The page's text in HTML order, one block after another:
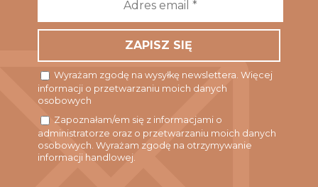
*
Wyrażam zgodę na wysyłkę newslettera. Więcej
informacji o przetwarzaniu moich danych
osobowych
Zapoznałam/em się z informacjami o
administratorze oraz o przetwarzaniu moich danych
osobowych. Wyrażam zgodę na otrzymywanie
informacji handlowej.